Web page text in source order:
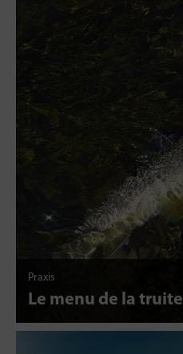
Praxis
Le menu de la truite